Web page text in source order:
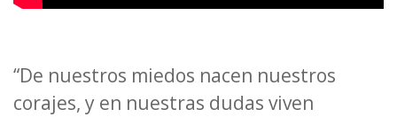
“De nuestros miedos nacen nuestros
corajes, y en nuestras dudas viven